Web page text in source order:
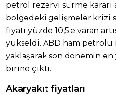
petrol rezervi sürme kararı
bölgedeki gelişmeler krizi
fiyatı yüzde 10,5’e varan
yükseldi. ABD ham petrolü
yaklaşarak son dönemin
birine çıktı.
Akaryakıt fiyatları